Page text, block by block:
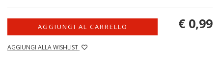
AGGIUNGI AL CARRELLO
AGGIUNGI ALLA WISHLIST
€ 0,99